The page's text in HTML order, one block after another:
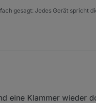
gesagt: Jedes Gerät spricht
eine Klammer wieder